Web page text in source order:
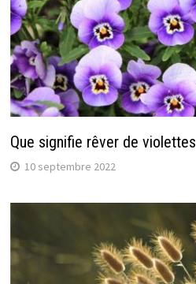
Que signifie rêver de violettes
10 septembre 2022